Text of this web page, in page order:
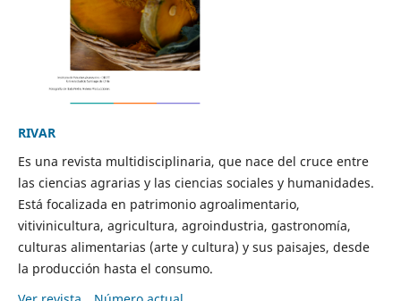
RIVAR
Es una revista multidisciplinaria, que nace del cruce entre
las ciencias agrarias y las ciencias sociales y humanidades.
Está focalizada en patrimonio agroalimentario,
vitivinicultura, agricultura, agroindustria, gastronomía,
culturas alimentarias (arte y cultura) y sus paisajes, desde
la producción hasta el consumo.